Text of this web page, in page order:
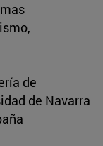
de
de Navarra